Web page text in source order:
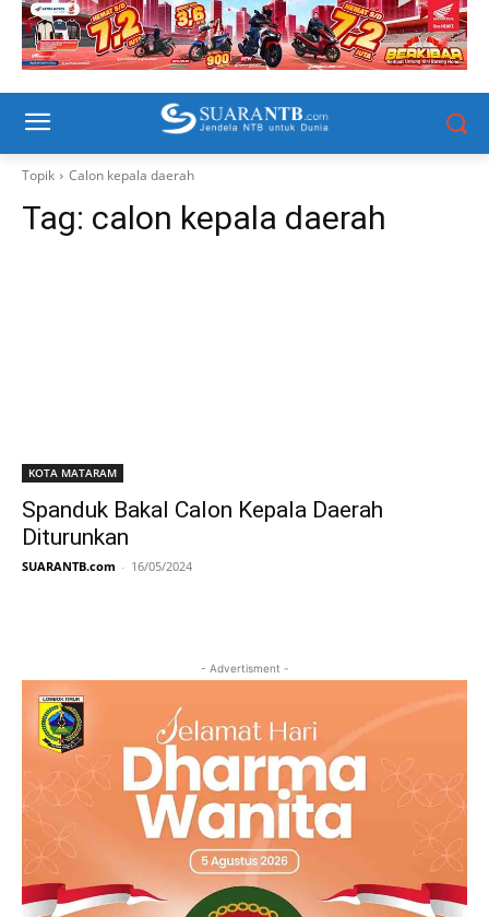
Topik Calon kepala daerah
Tag: calon kepala daerah
KOTA MATARAM
Spanduk Bakal Calon Kepala Daerah
Diturunkan
SUARANTB.com - 16/05/2024
- Advertisment -